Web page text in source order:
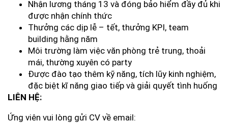
Nhận lương tháng 13 và đóng bảo hiểm đầy đủ khi
được nhận chính thức
Thưởng các dịp lễ – tết, thưởng KPI, team
building hằng năm
Môi trường làm việc văn phòng trẻ trung, thoải
mái, thường xuyên có party
Được đào tạo thêm kỹ năng, tích lũy kinh nghiệm,
đặc biệt kĩ năng giao tiếp và giải quyết tình huống
LIÊN HỆ:
Ứng viên vui lòng gửi CV về email: